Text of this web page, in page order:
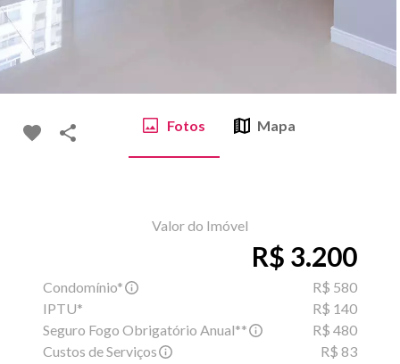
Fotos Mapa
Valor do Imóvel
R$ 3.200
Condomínio*
R$ 580
IPTU*
R$ 140
Seguro Fogo Obrigatório Anual**
R$ 480
Custos de Serviços
R$ 83